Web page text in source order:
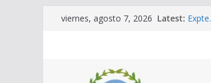
Skipviernes, agosto 7, 2026 Latest: